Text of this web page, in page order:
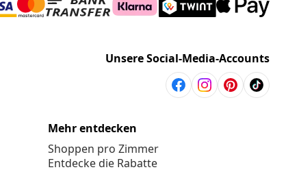
Unsere Social-Media-Accounts
Mehr entdecken
Shoppen pro Zimmer
Entdecke die Rabatte